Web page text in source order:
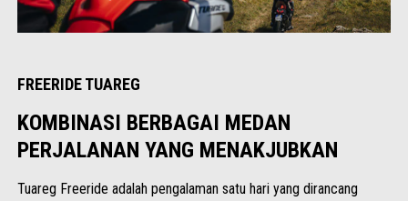
FREERIDE TUAREG
KOMBINASI BERBAGAI MEDAN
PERJALANAN YANG MENAKJUBKAN
Tuareg Freeride adalah pengalaman satu hari yang dirancang